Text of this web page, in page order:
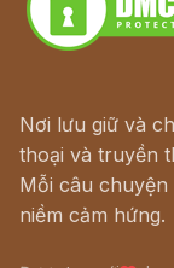
Nơi lưu giữ và
thoại và truyền
Mỗi câu
niềm cảm hứng.